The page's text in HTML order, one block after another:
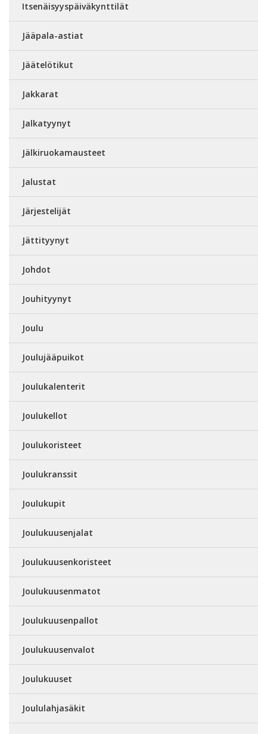
Itsenäisyyspäiväkynttilät
Jääpala-astiat
Jäätelötikut
Jakkarat
Jalkatyynyt
Jälkiruokamausteet
Jalustat
Järjestelijät
Jättityynyt
Johdot
Jouhityynyt
Joulu
Joulujääpuikot
Joulukalenterit
Joulukellot
Joulukoristeet
Joulukranssit
Joulukupit
Joulukuusenjalat
Joulukuusenkoristeet
Joulukuusenmatot
Joulukuusenpallot
Joulukuusenvalot
Joulukuuset
Joululahjasäkit